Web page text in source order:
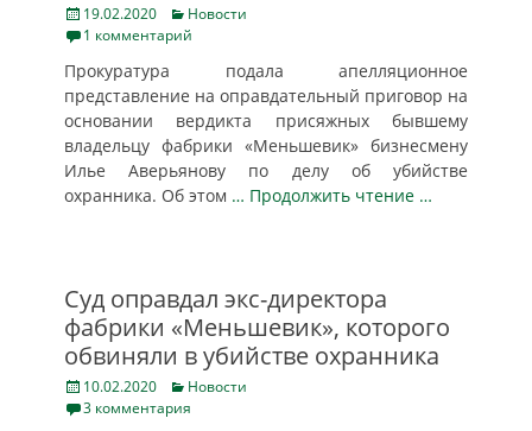
Posted
on
19.02.2020 Categories
Новости
1 комментарий
Прокуратура подала апелляционное
представление на оправдательный приговор на
основании вердикта присяжных бывшему
владельцу фабрики «Меньшевик» бизнесмену
Илье Аверьянову по делу об убийстве
охранника. Об этом … Продолжить чтение …
Суд оправдал экс-директора
фабрики «Меньшевик», которого
обвиняли в убийстве охранника
Posted
on
10.02.2020 Categories
Новости
3 комментария